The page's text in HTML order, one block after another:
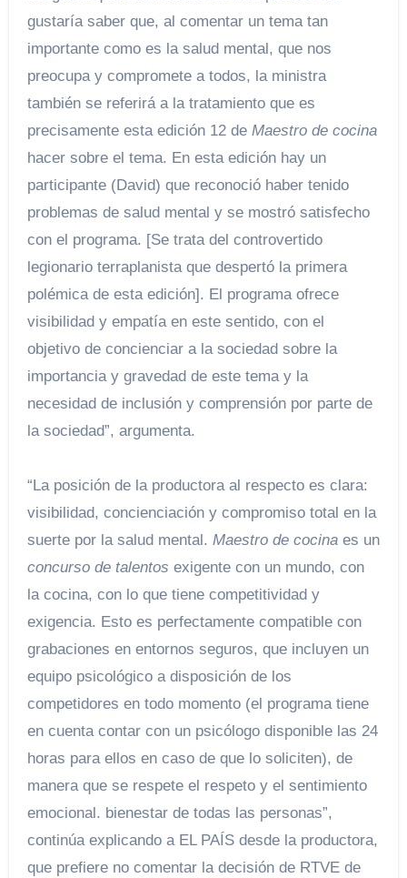
gustaría saber que, al comentar un tema tan
importante como es la salud mental, que nos
preocupa y compromete a todos, la ministra
también se referirá a la tratamiento que es
precisamente esta edición 12 de Maestro de cocina
hacer sobre el tema. En esta edición hay un
participante (David) que reconoció haber tenido
problemas de salud mental y se mostró satisfecho
con el programa. [Se trata del controvertido
legionario terraplanista que despertó la primera
polémica de esta edición]. El programa ofrece
visibilidad y empatía en este sentido, con el
objetivo de concienciar a la sociedad sobre la
importancia y gravedad de este tema y la
necesidad de inclusión y comprensión por parte de
la sociedad”, argumenta.
“La posición de la productora al respecto es clara:
visibilidad, concienciación y compromiso total en la
suerte por la salud mental. Maestro de cocinaes un
concurso de talentos exigente con un mundo, con
la cocina, con lo que tiene competitividad y
exigencia. Esto es perfectamente compatible con
grabaciones en entornos seguros, que incluyen un
equipo psicológico a disposición de los
competidores en todo momento (el programa tiene
en cuenta contar con un psicólogo disponible las 24
horas para ellos en caso de que lo soliciten), de
manera que se respete el respeto y el sentimiento
emocional. bienestar de todas las personas”,
continúa explicando a EL PAÍS desde la productora,
que prefiere no comentar la decisión de RTVE de